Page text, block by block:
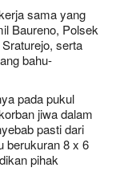
sama yang
Baureno, Polsek
serta
bahu-
pada pukul
jiwa dalam
pasti dari
berukuran 8 x 6
pihak